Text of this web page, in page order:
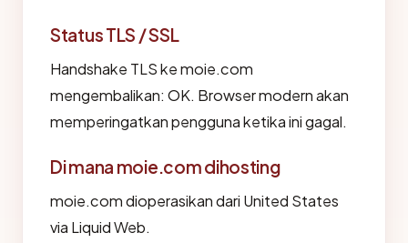
Status TLS / SSL
Handshake TLS ke moie.com
mengembalikan: OK. Browser modern akan
memperingatkan pengguna ketika ini gagal.
Di mana moie.com dihosting
moie.com dioperasikan dari United States
via Liquid Web.